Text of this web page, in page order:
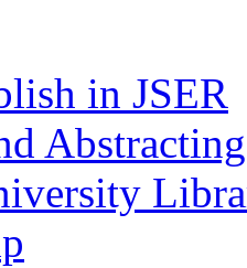
in JSER
Abstracting